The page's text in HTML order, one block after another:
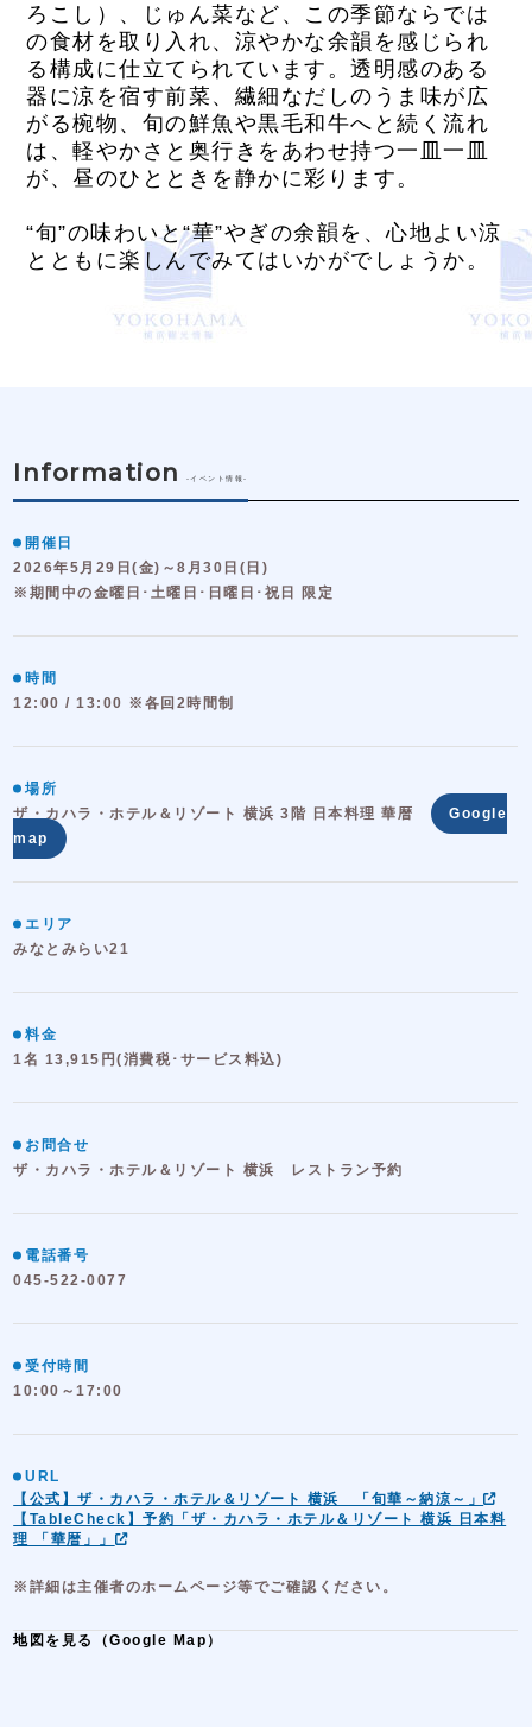
ろこし）、じゅん菜など、この季節ならでは
の食材を取り入れ、涼やかな余韻を感じられ
る構成に仕立てられています。透明感のある
器に涼を宿す前菜、繊細なだしのうま味が広
がる椀物、旬の鮮魚や黒毛和牛へと続く流れ
は、軽やかさと奥行きをあわせ持つ一皿一皿
が、昼のひとときを静かに彩ります。
“旬”の味わいと“華”やぎの余韻を、心地よい涼
とともに楽しんでみてはいかがでしょうか。
Information -イベント情報-
開催日
2026年5月29日(金)～8月30日(日)
※期間中の金曜日･土曜日･日曜日･祝日 限定
時間
12:00 / 13:00 ※各回2時間制
場所
ザ・カハラ・ホテル＆リゾート 横浜 3階 日本料理 華暦
Google
map
エリア
みなとみらい21
料金
1名 13,915円(消費税･サービス料込)
お問合せ
ザ・カハラ・ホテル＆リゾート 横浜 レストラン予約
電話番号
045-522-0077
受付時間
10:00～17:00
URL
【公式】ザ・カハラ・ホテル＆リゾート 横浜 「旬華～納涼～」
【TableCheck】予約「ザ・カハラ・ホテル＆リゾート 横浜 日本料
理 「華暦」」
※詳細は主催者のホームページ等でご確認ください。
地図を見る（Google Map）